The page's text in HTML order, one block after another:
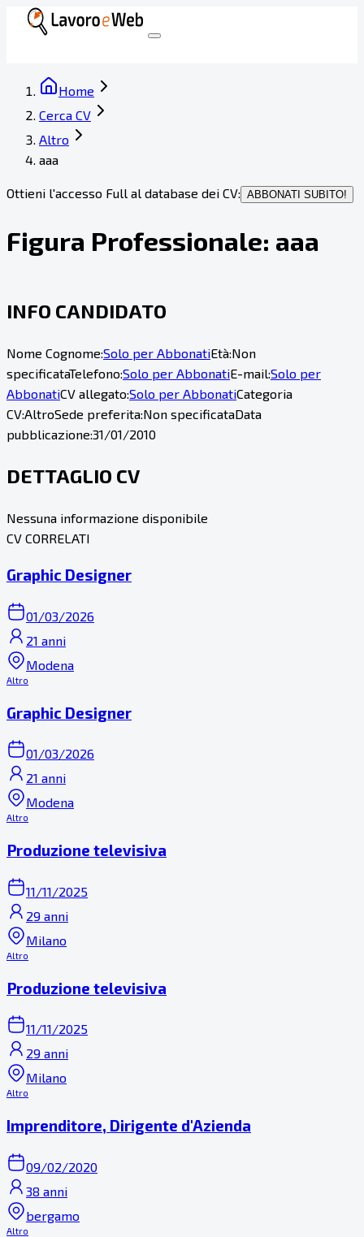
Home
Cerca CV
Altro
aaa
Ottieni l'accesso Full al database dei CV: ABBONATI SUBITO!
Figura Professionale: aaa
INFO CANDIDATO
Nome Cognome:Solo per AbbonatiEtà:Non
specificataTelefono:Solo per AbbonatiE-mail:Solo per
AbbonatiCV allegato:Solo per AbbonatiCategoria
CV:AltroSede preferita:Non specificataData
pubblicazione:31/01/2010
DETTAGLIO CV
Nessuna informazione disponibile
CV CORRELATI
Graphic Designer
01/03/2026
21 anni
Modena
Altro
Graphic Designer
01/03/2026
21 anni
Modena
Altro
Produzione televisiva
11/11/2025
29 anni
Milano
Altro
Produzione televisiva
11/11/2025
29 anni
Milano
Altro
Imprenditore, Dirigente d'Azienda
09/02/2020
38 anni
bergamo
Altro